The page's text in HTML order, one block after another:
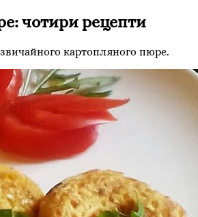
чотири рецепти
картопляного пюре.